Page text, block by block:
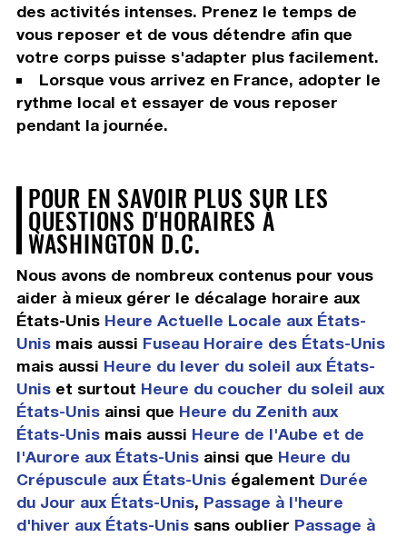
des activités intenses. Prenez le temps de
vous reposer et de vous détendre afin que
votre corps puisse s'adapter plus facilement.
Lorsque vous arrivez en France, adopter le
rythme local et essayer de vous reposer
pendant la journée.
POUR EN SAVOIR PLUS SUR LES
QUESTIONS D'HORAIRES À
WASHINGTON D.C.
Nous avons de nombreux contenus pour vous
aider à mieux gérer le décalage horaire aux
États-Unis Heure Actuelle Locale aux États-
Unismais aussi Fuseau Horaire des États-Unis
mais aussi Heure du lever du soleil aux États-
Uniset surtout Heure du coucher du soleil aux
États-Unisainsi que Heure du Zenith aux
États-Unismais aussi Heure de l'Aube et de
l'Aurore aux États-Unisainsi que Heure du
Crépuscule aux États-Uniségalement Durée
du Jour aux États-Unis, Passage à l'heure
d'hiver aux États-Unissans oublier Passage à